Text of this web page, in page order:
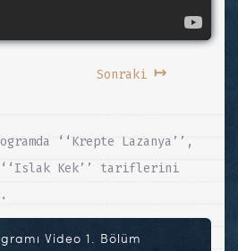
Sonraki ↦
‘‘Krepte Lazanya’’,
‘‘Islak Kek’’ tariflerini
Video 1. Bölüm